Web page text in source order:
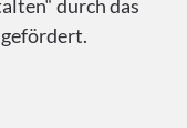
durch das